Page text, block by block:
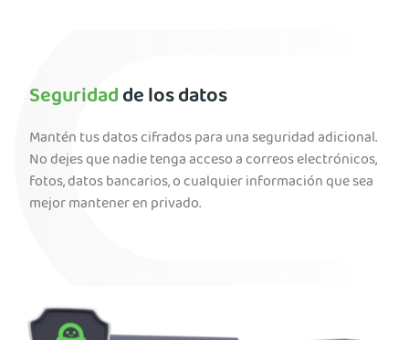
Seguridadde los datos
Mantén tus datos cifrados para una seguridad adicional.
No dejes que nadie tenga acceso a correos electrónicos,
fotos, datos bancarios, o cualquier información que sea
mejor mantener en privado.